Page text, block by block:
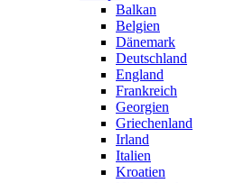
Balkan
Belgien
Dänemark
Deutschland
England
Frankreich
Georgien
Griechenland
Irland
Italien
Kroatien